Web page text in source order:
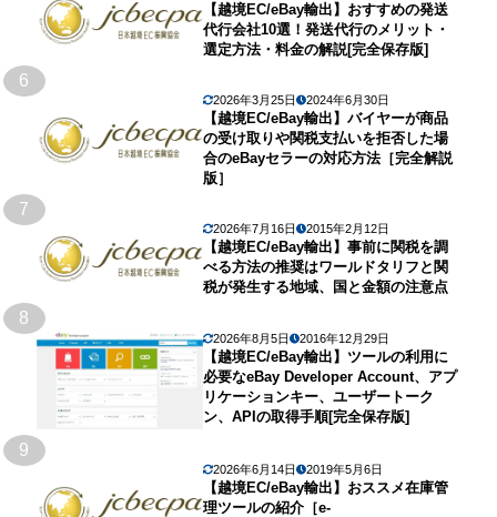
【越境EC/eBay輸出】おすすめの発送
代行会社10選！発送代行のメリット・
選定方法・料金の解説[完全保存版]
6
2026年3月25日 2024年6月30日
【越境EC/eBay輸出】バイヤーが商品
の受け取りや関税支払いを拒否した場
合のeBayセラーの対応方法［完全解説
版］
7
2026年7月16日 2015年2月12日
【越境EC/eBay輸出】事前に関税を調
べる方法の推奨はワールドタリフと関
税が発生する地域、国と金額の注意点
8
2026年8月5日 2016年12月29日
【越境EC/eBay輸出】ツールの利用に
必要なeBay Developer Account、アプ
リケーションキー、ユーザートーク
ン、APIの取得手順[完全保存版]
9
2026年6月14日 2019年5月6日
【越境EC/eBay輸出】おススメ在庫管
理ツールの紹介［e-